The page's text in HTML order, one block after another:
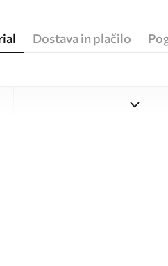
Dostava in plačilo